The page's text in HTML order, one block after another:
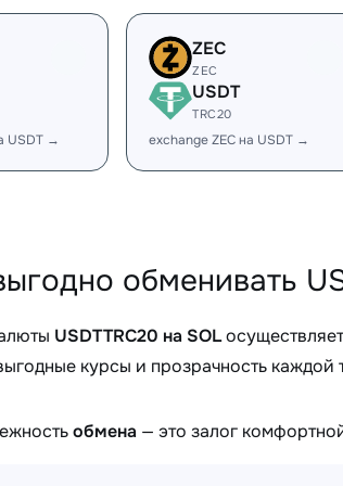
USDT →
ZEC
ZEC
USDT
TRC20
exchange ZEC на USDT →
обменивать
USDTTRC20 на SOL
курсы и прозрачность каждой
обмена — это залог